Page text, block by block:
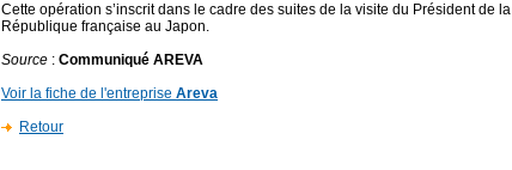
Cette opération s’inscrit dans le cadre des suites de la visite du Président de la
République française au Japon.
Source : Communiqué AREVA
Voir la fiche de l'entreprise Areva
Retour